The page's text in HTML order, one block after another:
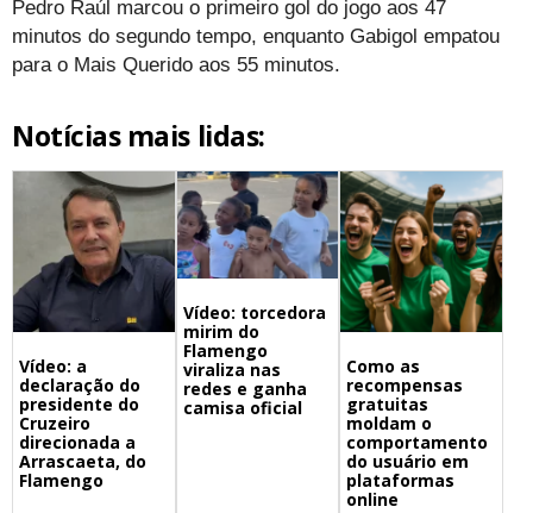
Pedro Raúl marcou o primeiro gol do jogo aos 47
minutos do segundo tempo, enquanto Gabigol empatou
para o Mais Querido aos 55 minutos.
Notícias mais lidas:
Vídeo: a
declaração do
presidente do
Cruzeiro
direcionada a
Arrascaeta, do
Flamengo
Vídeo: torcedora
mirim do
Flamengo
viraliza nas
redes e ganha
camisa oficial
Como as
recompensas
gratuitas
moldam o
comportamento
do usuário em
plataformas
online